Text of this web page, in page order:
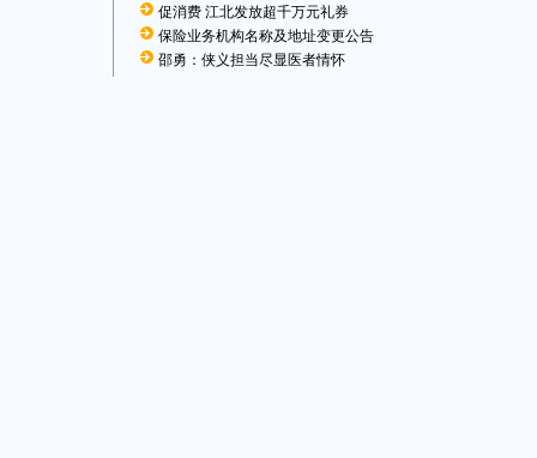
促消费 江北发放超千万元礼券
保险业务机构名称及地址变更公告
邵勇：侠义担当尽显医者情怀